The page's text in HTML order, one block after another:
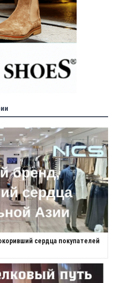
сердца покупателей